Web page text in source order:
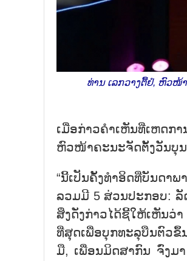
ທ່ານ ເລກວາງ​ຕື້​ຢໍ, ຫົວ​ໜ້
ເມື່ອ​ກ່າວ​ຄຳ​ເຫັນ​ທີ່​ເຫດ​
ຫົວ​ໜ້າ​ຄະ​ນະ​ຈັດ​ຕັ້ງ​ວັນ​ບຸນ​
“ນີ້​ເປັນ​ຄັ້ງ​ທຳ​ອິດ​ທີ່​ບັນ​ດ
ລວມ​ມີ 5 ສ່ວນ​ປະ​ກອບ: ລັ
ສິ່ງ​ດັ່ງ​ກ່າວ​ໄດ້​ຊີ້​ໃຫ້​ເຫັນ​ວ່
ທີ່​ສຸດ​ເພື່ອ​ບຸກ​ທະ​ລຸ​ບືນ​ຕົວ​ຂຶ້
ມື, ເພື່ອນ​ມິດ​ສາ​ກົນ ຈົ່ງ​ມ